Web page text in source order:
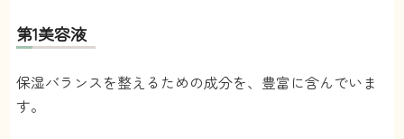
第1美容液
保湿バランスを整えるための成分を、豊富に含んでいま
す。